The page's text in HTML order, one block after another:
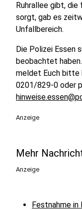
Ruhrallee gibt,
sorgt, gab es
Unfallbereich.
Die Polizei Essen
beobachtet
meldet Euch bitte
0201/829-0 oder
Anzeige
Mehr
Anzeige
Festnahme in